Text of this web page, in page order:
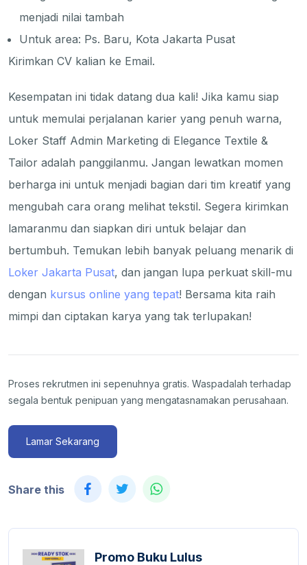
menjadi nilai tambah
Untuk area: Ps. Baru, Kota Jakarta Pusat
Kirimkan CV kalian ke Email.
Kesempatan ini tidak datang dua kali! Jika kamu siap
untuk memulai perjalanan karier yang penuh warna,
Loker Staff Admin Marketing di Elegance Textile &
Tailor adalah panggilanmu. Jangan lewatkan momen
berharga ini untuk menjadi bagian dari tim kreatif yang
mengubah cara orang melihat tekstil. Segera kirimkan
lamaranmu dan siapkan diri untuk belajar dan
bertumbuh. Temukan lebih banyak peluang menarik di
Loker Jakarta Pusat, dan jangan lupa perkuat skill-mu
dengan kursus online yang tepat! Bersama kita raih
mimpi dan ciptakan karya yang tak terlupakan!
Proses rekrutmen ini sepenuhnya gratis. Waspadalah terhadap
segala bentuk penipuan yang mengatasnamakan perusahaan.
Lamar Sekarang
Share this
Promo Buku Lulus